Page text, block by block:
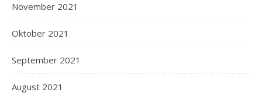
November 2021
Oktober 2021
September 2021
August 2021